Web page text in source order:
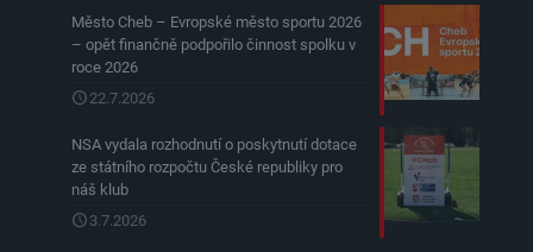
Město Cheb – Evropské město sportu 2026
– opět finančně podpořilo činnost spolku v
roce 2026
22.7.2026
NSA vydala rozhodnutí o poskytnutí dotace
ze státního rozpočtu České republiky pro
náš klub
3.7.2026